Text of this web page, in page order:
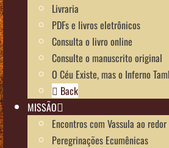
Livraria
PDFs e livros eletrônicos
Consulta o livro online
Consulte o manuscrito original
O Céu Existe, mas o Inferno
Back
MISSÃO
Encontros com Vassula ao
Peregrinações Ecumênicas